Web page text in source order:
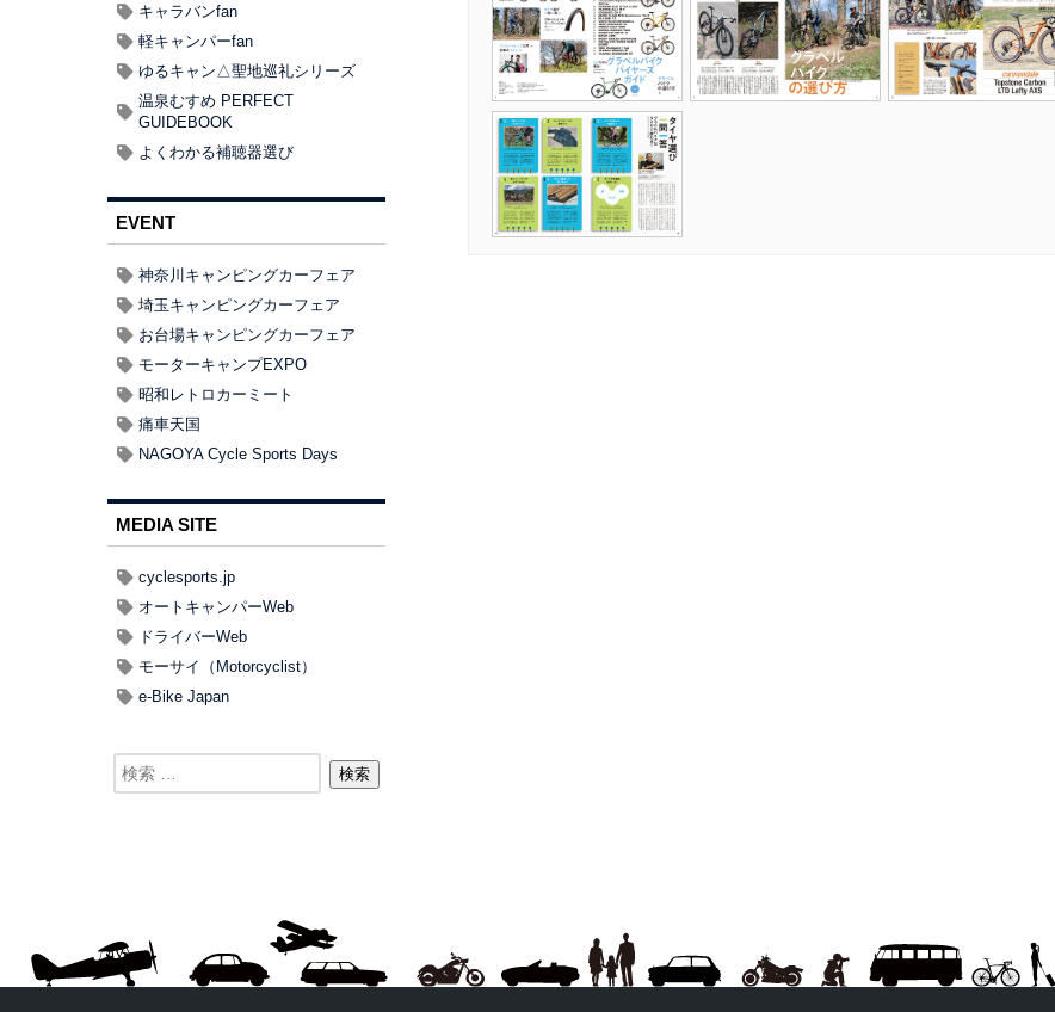
キャラバンfan
軽キャンパーfan
ゆるキャン△聖地巡礼シリーズ
温泉むすめ PERFECT
GUIDEBOOK
よくわかる補聴器選び
EVENT
神奈川キャンピングカーフェア
埼玉キャンピングカーフェア
お台場キャンピングカーフェア
モーターキャンプEXPO
昭和レトロカーミート
痛車天国
NAGOYA Cycle Sports Days
MEDIA SITE
cyclesports.jp
オートキャンパーWeb
ドライバーWeb
モーサイ（Motorcyclist）
e-Bike Japan